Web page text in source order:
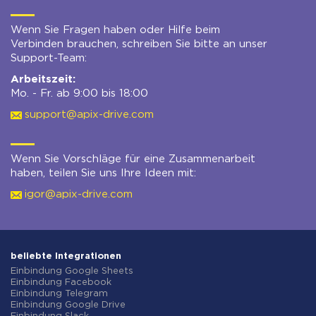
Wenn Sie Fragen haben oder Hilfe beim
Verbinden brauchen, schreiben Sie bitte an unser
Support-Team:
Arbeitszeit:
Mo. - Fr. ab 9:00 bis 18:00
support@apix-drive.com
Wenn Sie Vorschläge für eine Zusammenarbeit
haben, teilen Sie uns Ihre Ideen mit:
igor@apix-drive.com
beliebte Integrationen
Einbindung Google Sheets
Einbindung Facebook
Einbindung Telegram
Einbindung Google Drive